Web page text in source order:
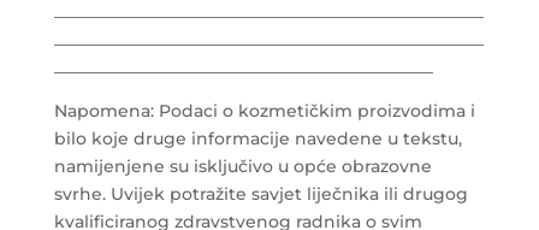
Napomena: Podaci o kozmetičkim proizvodima i
bilo koje druge informacije navedene u tekstu,
namijenjene su isključivo u opće obrazovne
svrhe. Uvijek potražite savjet liječnika ili drugog
kvalificiranog zdravstvenog radnika o svim